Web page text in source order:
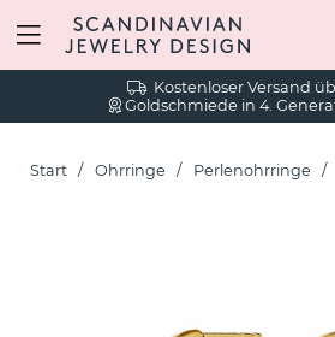
Kostenloser Versand
Goldschmiede in 4.
Start Ohrringe Perlenohrringe